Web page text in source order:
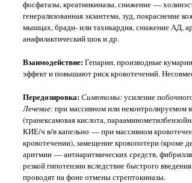
фосфатазы, креатинкиназы, снижение —
генерализованная экзантема, зуд, покраснение
мышцах, бради- или тахикардия, снижение АД,
анафилактический шок и др.
Взаимодействие:Гепарин, производные
эффект и повышают риск кровотечений.
Передозировка:Симптомы:усиление
Лечение:при массивном или неконтролируемом
(транексамовая кислота,
КИЕ/ч в/в капельно — при массивном
кровотечении), замещение кровопотери (кроме
аритмии — антиаритмических средств,
резкой гипотензии вследствие быстрого
проводят на фоне отмены стрептокиназы.